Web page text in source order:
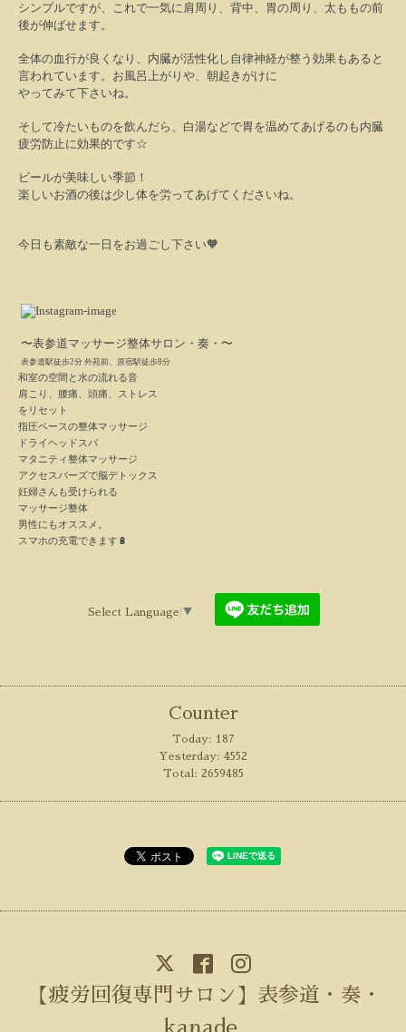
シンプルですが、これで一気に肩周り、背中、胃の周り、太ももの前
後が伸ばせます。
全体の血行が良くなり、内臓が活性化し自律神経が整う効果もあると
言われています。お風呂上がりや、朝起きがけに
やってみて下さいね。
そして冷たいものを飲んだら、白湯などで胃を温めてあげるのも内臓
疲労防止に効果的です☆
ビールが美味しい季節！
楽しいお酒の後は少し体を労ってあげてくださいね。
今日も素敵な一日をお過ごし下さい🧡
〜表参道マッサージ整体サロン・奏・〜
表参道駅徒歩2分 外苑前、原宿駅徒歩8分
和室の空間と水の流れる音
肩こり、腰痛、頭痛、ストレス
をリセット
指圧ベースの整体マッサージ
ドライヘッドスパ
マタニティ整体マッサージ
アクセスバーズで脳デトックス
妊婦さんも受けられる
マッサージ整体
男性にもオススメ。
スマホの充電できます🔋
Select Language ▼
Counter
Today: 187
Yesterday: 4552
Total: 2659485
【疲労回復専門サロン】表参道・奏・
kanade